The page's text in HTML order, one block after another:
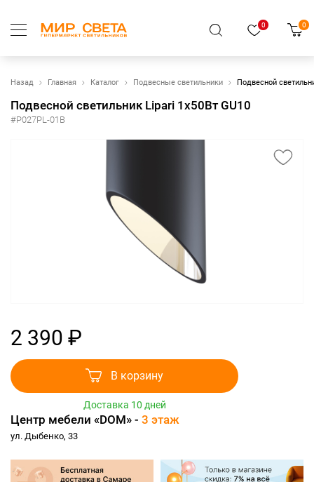
0 0
Назад Главная Каталог Подвесные светильники Подвесной
Подвесной светильник Lipari 1x50Вт GU10
#P027PL-01B
2 390 ₽
В корзину
Доставка 10 дней
Центр мебели «DOM» - 3 этаж
ул. Дыбенко, 33